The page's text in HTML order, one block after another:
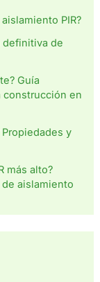
PIR?
definitiva de
Guía
construcción en
y
más alto?
aislamiento